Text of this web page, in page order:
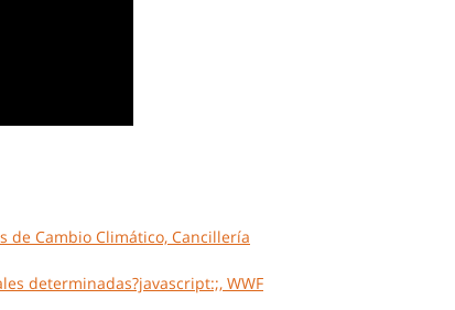
de Cambio Climático, Cancillería
determinadas?javascript:;, WWF